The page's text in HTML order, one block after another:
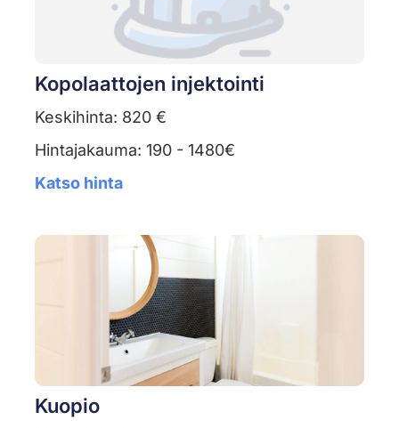
Kopolaattojen injektointi
Keskihinta: 820 €
Hintajakauma: 190 - 1480€
Katso hinta
Kuopio